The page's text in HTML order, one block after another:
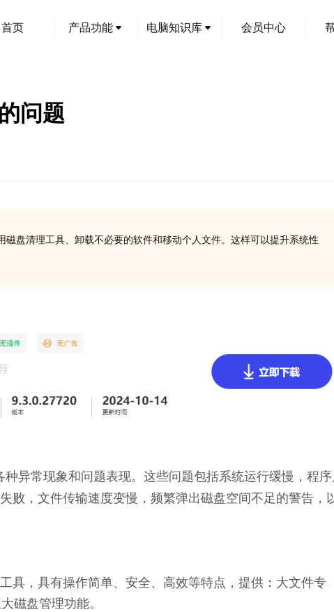
首页 产品功能 电脑知识库 会员中心
问题
磁盘清理工具、卸载不必要的软件和移动个人文件。这样可以提升系统性
异常现象和问题表现。这些问题包括系统运行缓慢，程序
败，文件传输速度变慢，频繁弹出磁盘空间不足的警告，
具，具有操作简单、安全、高效等特点，提供：大文件专
磁盘管理功能。